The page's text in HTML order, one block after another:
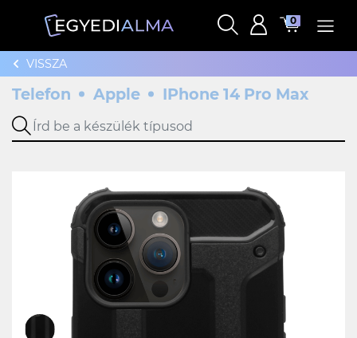
0
VISSZA
Telefon Apple IPhone 14 Pro Max